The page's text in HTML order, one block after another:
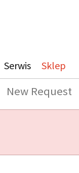
Serwis Sklep
New Request